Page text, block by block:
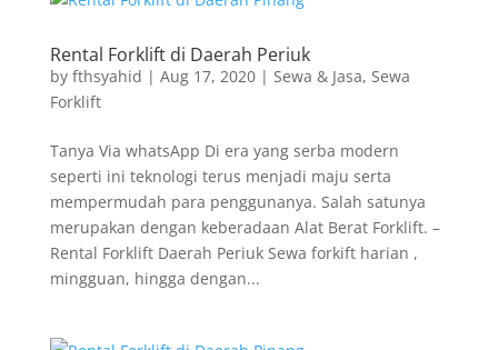
Rental Forklift di Daerah Periuk
by fthsyahid | Aug 17, 2020| Sewa & Jasa, Sewa
Forklift
Tanya Via whatsApp Di era yang serba modern
seperti ini teknologi terus menjadi maju serta
mempermudah para penggunanya. Salah satunya
merupakan dengan keberadaan Alat Berat Forklift. –
Rental Forklift Daerah Periuk Sewa forkift harian ,
mingguan, hingga dengan...